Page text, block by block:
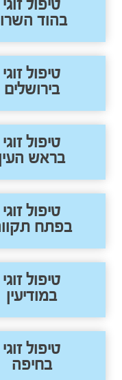
טיפול זוגי
בהוד
טיפול זוגי
בירושלים
טיפול זוגי
בראש
טיפול זוגי
בפתח
טיפול זוגי
במודיעין
טיפול זוגי
בחיפה